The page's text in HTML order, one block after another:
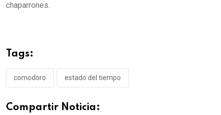
chaparrones.
Tags:
comodoro estado del tiempo
Compartir Noticia: